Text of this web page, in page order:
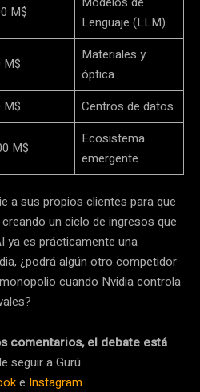
M$
Lenguaje (LLM)
M$
Materiales y
óptica
M$ Centros de datos
M$
Ecosistema
emergente
a sus propios clientes para que
un ciclo de ingresos que
ya es prácticamente una
¿podrá algún otro competidor
cuando Nvidia controla
comentarios, el debate está
seguir a Gurú
e Instagram.